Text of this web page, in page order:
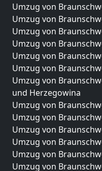
Umzug von
Umzug von
Umzug von
Umzug von
Umzug von
Umzug von
Umzug von
und Herzegowina
Umzug von
Umzug von
Umzug von
Umzug von
Umzug von
Umzug von